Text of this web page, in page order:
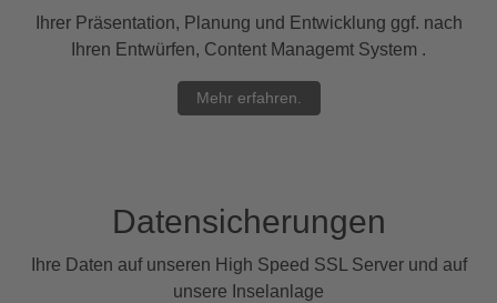
Ihrer Präsentation, Planung und Entwicklung ggf. nach
Ihren Entwürfen, Content Managemt System .
Mehr erfahren.
Datensicherungen
Ihre Daten auf unseren High Speed SSL Server und auf
unsere Inselanlage